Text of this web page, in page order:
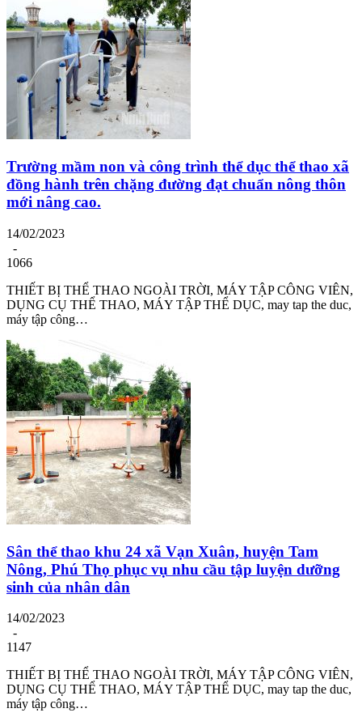
Trường mầm non và công trình thể dục thể thao xã
đồng hành trên chặng đường đạt chuẩn nông thôn
mới nâng cao.
14/02/2023
-
1066
THIẾT BỊ THỂ THAO NGOÀI TRỜI, MÁY TẬP CÔNG VIÊN,
DỤNG CỤ THỂ THAO, MÁY TẬP THỂ DỤC, may tap the duc,
máy tập công…
Sân thể thao khu 24 xã Vạn Xuân, huyện Tam
Nông, Phú Thọ phục vụ nhu cầu tập luyện dưỡng
sinh của nhân dân
14/02/2023
-
1147
THIẾT BỊ THỂ THAO NGOÀI TRỜI, MÁY TẬP CÔNG VIÊN,
DỤNG CỤ THỂ THAO, MÁY TẬP THỂ DỤC, may tap the duc,
máy tập công…